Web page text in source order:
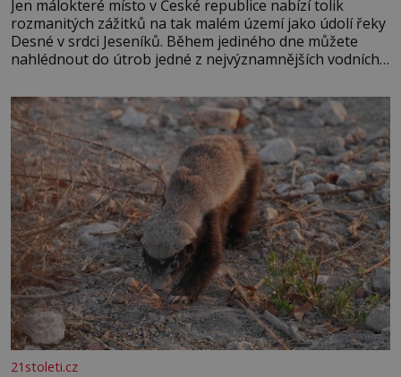
Jen málokteré místo v České republice nabízí tolik
rozmanitých zážitků na tak malém území jako údolí řeky
Desné v srdci Jeseníků. Během jediného dne můžete
nahlédnout do útrob jedné z nejvýznamnějších vodních
se na koloběžce a den zakončit poznáváním památek ve
Velkých Losinách nebo v termálním
21stoleti.cz